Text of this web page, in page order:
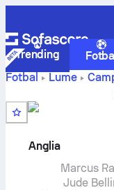
Trending Fotbal
Fotbal
Lume
predicție
Anglia
Marcus
Jude